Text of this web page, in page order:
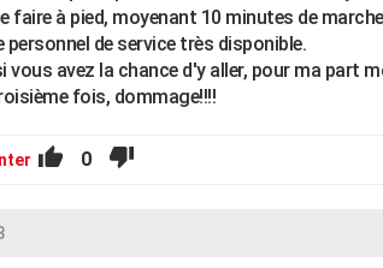
faire à pied, moyenant 10 minutes de
personnel de service très disponible.
vous avez la chance d'y aller, pour ma part
fois, dommage!!!!
0